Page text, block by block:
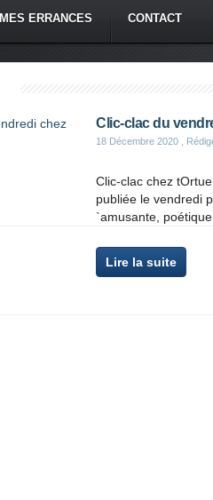
MES ERRANCES CONTACT
Clic-clac du
18 Décembre 2020 ,
Clic-clac chez
publiée le vendredi
`amusante,
Lire la suite